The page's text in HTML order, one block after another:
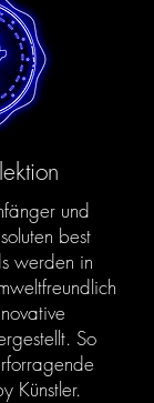
und
best
werden in
So
Künstler.